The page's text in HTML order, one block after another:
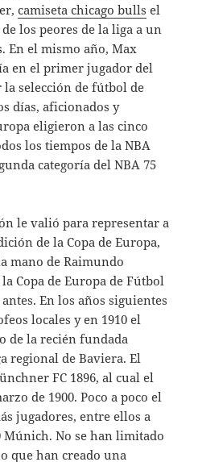
camiseta chicago bulls el
los peores de la liga a un
En el mismo año, Max
en el primer jugador del
selección de fútbol de
días, aficionados y
eligieron a las cinco
los tiempos de la NBA
categoría del NBA 75
le valió para representar a
de la Copa de Europa,
mano de Raimundo
Copa de Europa de Fútbol
En los años siguientes
locales y en 1910 el
de la recién fundada
regional de Baviera. El
FC 1896, al cual el
de 1900. Poco a poco el
jugadores, entre ellos a
Múnich. No se han limitado
que han creado una